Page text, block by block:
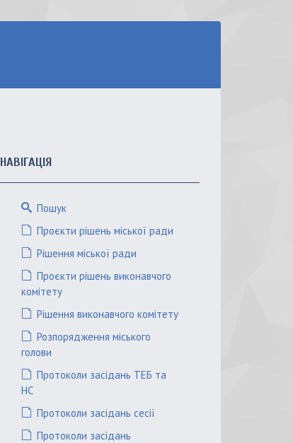
НАВІГАЦІЯ
Пошук
Проєкти рішень міської ради
Рішення міської ради
Проєкти рішень виконавчого
комітету
Рішення виконавчого комітету
Розпорядження міського
голови
Протоколи засідань ТЕБ та
НС
Протоколи засідань сесії
Протоколи засідань